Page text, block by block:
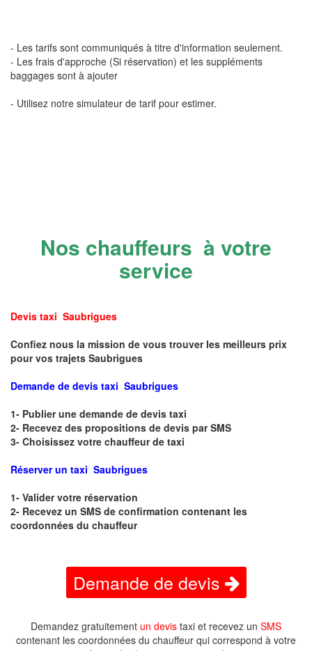
- Les tarifs sont communiqués à titre d'information seulement.
- Les frais d'approche (Si réservation) et les suppléments
baggages sont à ajouter
- Utilisez notre simulateur de tarif pour estimer.
Nos chauffeurs à votre
service
Devis taxi Saubrigues
Confiez nous la mission de vous trouver les meilleurs prix
pour vos trajets Saubrigues
Demande de devis taxi Saubrigues
1- Publier une demande de devis taxi
2- Recevez des propositions de devis par SMS
3- Choisissez votre chauffeur de taxi
Réserver un taxi Saubrigues
1- Valider votre réservation
2- Recevez un SMS de confirmation contenant les
coordonnées du chauffeur
Demande de devis
Demandez gratuitement un devis taxi et recevez un SMS
contenant les coordonnées du chauffeur qui correspond à votre